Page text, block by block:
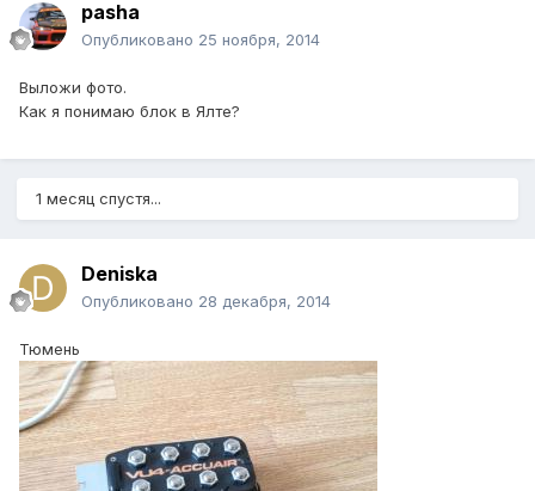
pasha
Опубликовано 25 ноября, 2014
Выложи фото.
Как я понимаю блок в Ялте?
1 месяц спустя...
Deniska
Опубликовано 28 декабря, 2014
Тюмень